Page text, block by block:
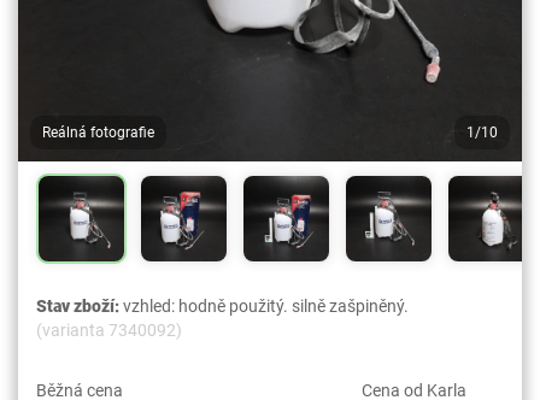
Reálná fotografie 1/10
Stav zboží:vzhled: hodně použitý. silně zašpiněný.
(varianta 7340092)
Běžná cena Cena od Karla